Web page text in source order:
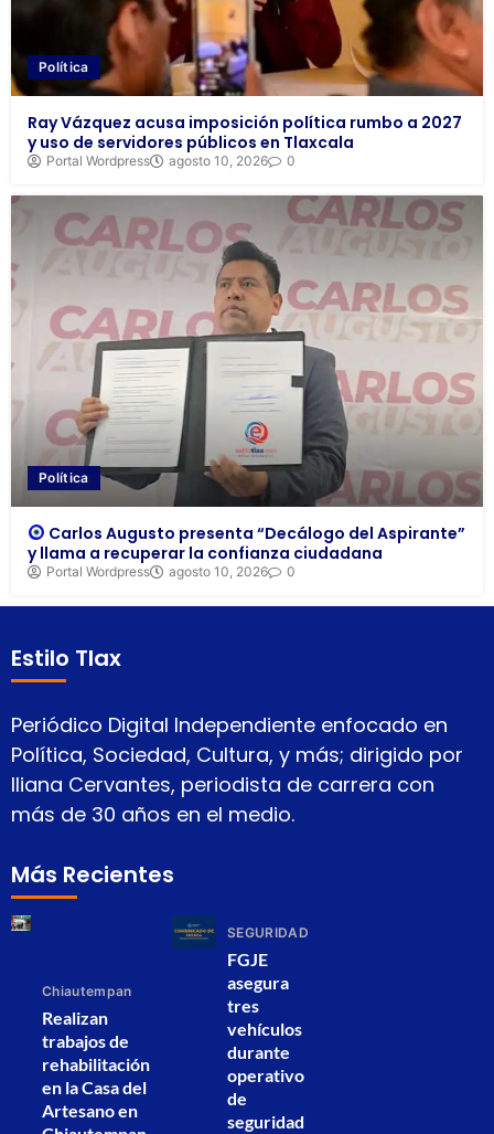
Política
Ray Vázquez acusa imposición política rumbo a 2027
y uso de servidores públicos en Tlaxcala
Portal Wordpress agosto 10, 2026 0
Política
Carlos Augusto presenta “Decálogo del Aspirante”
y llama a recuperar la confianza ciudadana
Portal Wordpress agosto 10, 2026 0
Estilo Tlax
Periódico Digital Independiente enfocado en
Política, Sociedad, Cultura, y más; dirigido por
Iliana Cervantes, periodista de carrera con
más de 30 años en el medio.
Más Recientes
Chiautempan
Realizan
trabajos de
rehabilitación
en la Casa del
Artesano en
SEGURIDAD
FGJE
asegura
tres
vehículos
durante
operativo
de
seguridad